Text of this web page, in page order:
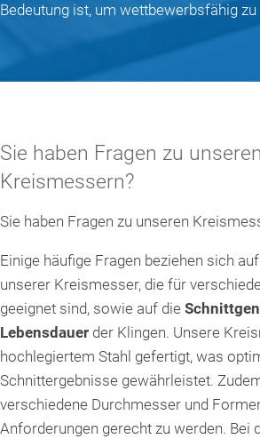
Bedeutung ist, um wettbewerbsfähig zu
Sie haben Fragen zu unseren
Kreismessern?
Sie haben Fragen zu unseren
Einige häufige Fragen beziehen sich
unserer Kreismesser, die für
geeignet sind, sowie auf die
Lebensdauer der Klingen. Unsere
hochlegiertem Stahl gefertigt, was
Schnittergebnisse gewährleistet.
verschiedene Durchmesser und
Anforderungen gerecht zu werden. Bei